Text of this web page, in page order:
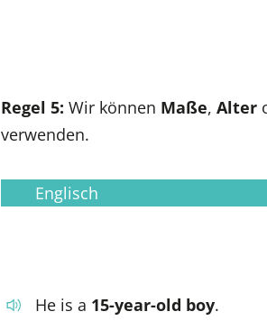
Regel 5: Wir können Maße, Alter
verwenden.
Englisch
He is a 15-year-old boy.